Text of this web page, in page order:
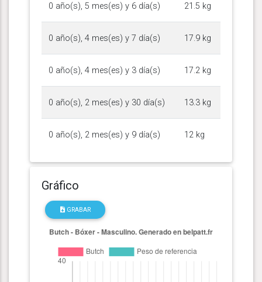
0 año(s), 5 mes(es) y 6 día(s) 21.5 kg
0 año(s), 4 mes(es) y 7 día(s) 17.9 kg
0 año(s), 4 mes(es) y 3 día(s) 17.2 kg
0 año(s), 2 mes(es) y 30 día(s) 13.3 kg
0 año(s), 2 mes(es) y 9 día(s) 12 kg
Gráfico
GRABAR